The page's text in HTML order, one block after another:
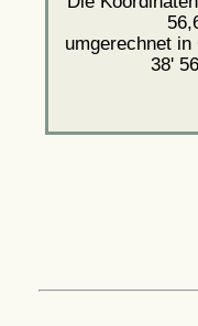
umgerechnet in
38'